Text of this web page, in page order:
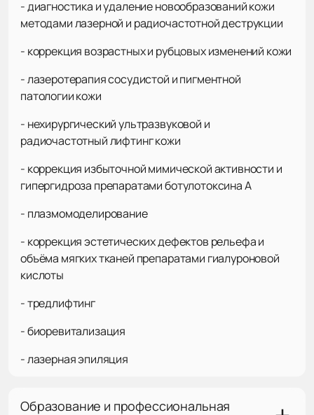
- диагностика и удаление новообразований кожи
методами лазерной и радиочастотной деструкции
- коррекция возрастных и рубцовых изменений кожи
- лазеротерапия сосудистой и пигментной
патологии кожи
- нехирургический ультразвуковой и
радиочастотный лифтинг кожи
- коррекция избыточной мимической активности и
гипергидроза препаратами ботулотоксина А
- плазмомоделирование
- коррекция эстетических дефектов рельефа и
объёма мягких тканей препаратами гиалуроновой
кислоты
- тредлифтинг
- биоревитализация
- лазерная эпиляция
Образование и профессиональная